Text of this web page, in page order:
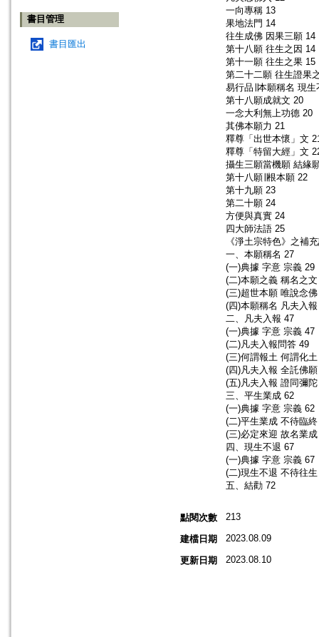
書目管理
書目匯出
一向專稱 13
果地法門 14
往生成佛 因果三願 14
第十八願 往生之因 14
第十一願 往生之果 15
第二十二願 往生證果
易行品∣∣本願稱名 現
第十八願成就文 20
一念大利無上功德 20
其佛本願力 21
釋尊「出世本懷」文
釋尊「特留大經」文
攝生三願當機願 結緣
第十八願∣∣根本願 22
第十九願 23
第二十願 24
方便與真實 24
四大師法語 25
《淨土宗特色》之補
一、本願稱名 27
(一)典據 字意 宗義 29
(二)本願之義 稱名之
(三)超世本願 唯說念
(四)本願稱名 凡夫入
二、凡夫入報 47
(一)典據 字意 宗義 47
(二)凡夫入報問答 49
(三)何謂報土 何謂化
(四)凡夫入報 全託佛
(五)凡夫入報 證同彌
三、平生業成 62
(一)典據 字意 宗義 62
(二)平生業成 不待臨
(三)必定來迎 故名業
四、現生不退 67
(一)典據 字意 宗義 67
(二)現生不退 不待往
五、結勸 72
點閱次數 213
建檔日期 2023.08.09
更新日期 2023.08.10